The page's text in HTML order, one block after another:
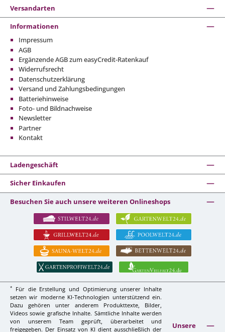
Versandarten
Informationen
Impressum
AGB
Ergänzende AGB zum easyCredit-Ratenkauf
Widerrufsrecht
Datenschutzerklärung
Versand und Zahlungsbedingungen
Batteriehinweise
Foto- und Bildnachweise
Newsletter
Partner
Kontakt
Ladengeschäft
Sicher Einkaufen
Besuchen Sie auch unsere weiteren Onlineshops
*
Für die Erstellung und Optimierung unserer Inhalte
setzen wir moderne KI-Technologien unterstützend ein.
Dazu gehören unter anderem Produkttexte, Bilder,
Videos sowie grafische Inhalte. Sämtliche Inhalte werden
von unserem Team geprüft, überarbeitet und
freigegeben. Der Einsatz von KI dient ausschließlich der
Unsere